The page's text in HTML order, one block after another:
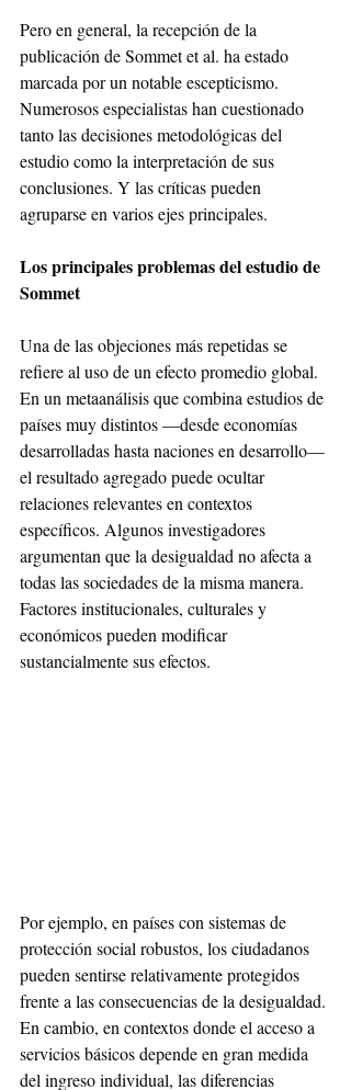
Pero en general, la recepción de la
publicación de Sommet et al. ha estado
marcada por un notable escepticismo.
Numerosos especialistas han cuestionado
tanto las decisiones metodológicas del
estudio como la interpretación de sus
conclusiones. Y las críticas pueden
agruparse en varios ejes principales.
Los principales problemas del estudio de
Sommet
Una de las objeciones más repetidas se
refiere al uso de un efecto promedio global.
En un metaanálisis que combina estudios de
países muy distintos —desde economías
desarrolladas hasta naciones en desarrollo—
el resultado agregado puede ocultar
relaciones relevantes en contextos
específicos. Algunos investigadores
argumentan que la desigualdad no afecta a
todas las sociedades de la misma manera.
Factores institucionales, culturales y
económicos pueden modificar
sustancialmente sus efectos.
Por ejemplo, en países con sistemas de
protección social robustos, los ciudadanos
pueden sentirse relativamente protegidos
frente a las consecuencias de la desigualdad.
En cambio, en contextos donde el acceso a
servicios básicos depende en gran medida
del ingreso individual, las diferencias